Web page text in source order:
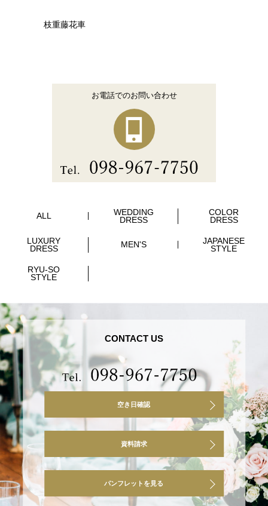
枝重藤花車
お電話でのお問い合わせ
ALL
WEDDING
DRESS
COLOR
DRESS
LUXURY
DRESS
MEN'S
JAPANESE
STYLE
RYU-SO
STYLE
CONTACT US
空き日確認
資料請求
パンフレットを見る